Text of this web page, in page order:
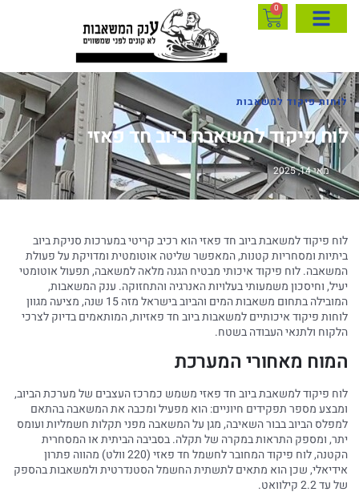
0
לוחות פיקוד למשאבות
לוח פיקוד למשאבת ביוב חד פאזי
מאי 14, 2025
לוח פיקוד למשאבת ביוב חד פאזי הוא רכיב קריטי במערכות סניקת ביוב
ביתיות ומסחריות קטנות, המאפשר שליטה אוטומטית ומדויקת על פעולת
המשאבה. לוח פיקוד איכותי מבטיח הגנה מלאה למשאבה, תפעול אוטומטי
יעיל, וחיסכון משמעותי בעלויות האנרגיה והתחזוקה. ענק המשאבות,
המובילה בתחום משאבות המים והביוב בישראל מזה 15 שנה, מציעה מגוון
לוחות פיקוד איכותיים למשאבות ביוב חד פאזיות, המותאמים בדיוק לצרכי
הלקוח ולתנאי העבודה בשטח.
המוח מאחורי המערכת
לוח פיקוד למשאבת ביוב חד פאזי משמש כמרכז העצבים של מערכת הביוב,
ומבצע מספר תפקידים חיוניים: הוא מפעיל ומכבה את המשאבה בהתאם
למפלס הביוב בבור השאיבה, מגן על המשאבה מפני תקלות חשמליות ועומס
יתר, ומספק התראות במקרה של תקלה. בסביבה הביתית או המסחרית
הקטנה, לוח פיקוד המחובר לחשמל חד פאזי (220 וולט) מהווה פתרון
אידיאלי, שכן הוא מתאים לתשתית החשמל הסטנדרטית ולמשאבות בהספק
של עד 2.2 קילוואט.